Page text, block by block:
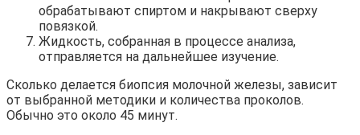
обрабатывают спиртом и накрывают сверху
повязкой.
Жидкость, собранная в процессе анализа,
отправляется на дальнейшее изучение.
Сколько делается биопсия молочной железы, зависит
от выбранной методики и количества проколов.
Обычно это около 45 минут.